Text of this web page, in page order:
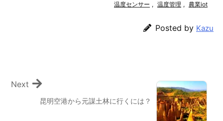
温度センサー , 温度管理 , 農業iot
Posted by Kazu
昆明空港から元謀土林に行くには？
Next